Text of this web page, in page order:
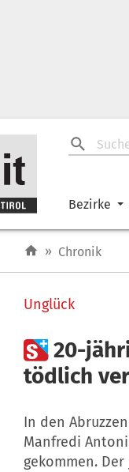
Bezirke
» Chronik
Unglück
20-
tödlich
In den
Manfredi
gekommen.